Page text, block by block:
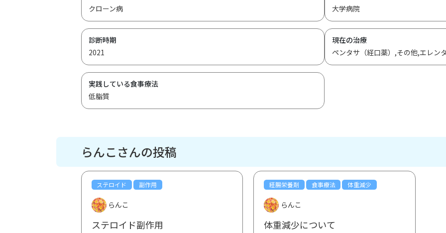
クローン病
大学病院
診断時期
2021
現在の治療
ペンタサ（経口薬）,その他,エレン
実践している食事療法
低脂質
らんこさんの投稿
ステロイド 副作用
らんこ
ステロイド副作用
経腸栄養剤 食事療法 体重減少
らんこ
体重減少について